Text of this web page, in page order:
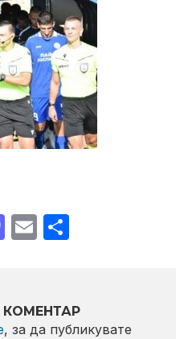
Mastodon
Email
, за да публикувате